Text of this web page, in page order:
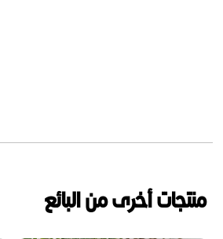
منتجات أخرى من البائع